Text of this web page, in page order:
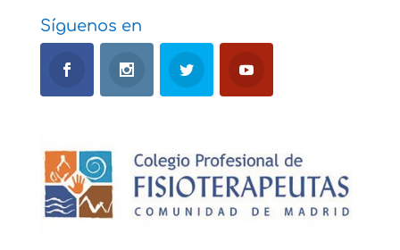
Síguenos en